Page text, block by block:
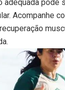
adequada pode
Acompanhe